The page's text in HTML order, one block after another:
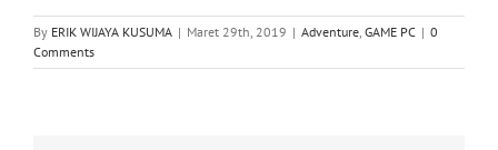
By ERIK WIJAYA KUSUMA | Maret 29th, 2019 | Adventure, GAME PC | 0
Comments